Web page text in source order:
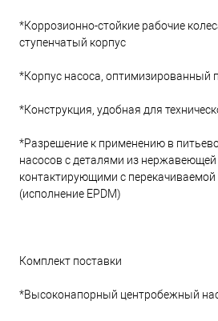
*Коррозионно-стойкие рабочие
ступенчатый корпус
*Корпус насоса, оптимизированный
*Конструкция, удобная для
*Разрешение к применению в
насосов с деталями из нержавеющей
контактирующими с
(исполнение EPDM)
Комплект поставки
*Высоконапорный центробежный